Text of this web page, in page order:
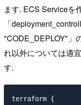
ます. ECS Serviceを
「
"CODE_DEPLOY"」
れ以外については適
す.
terraform {